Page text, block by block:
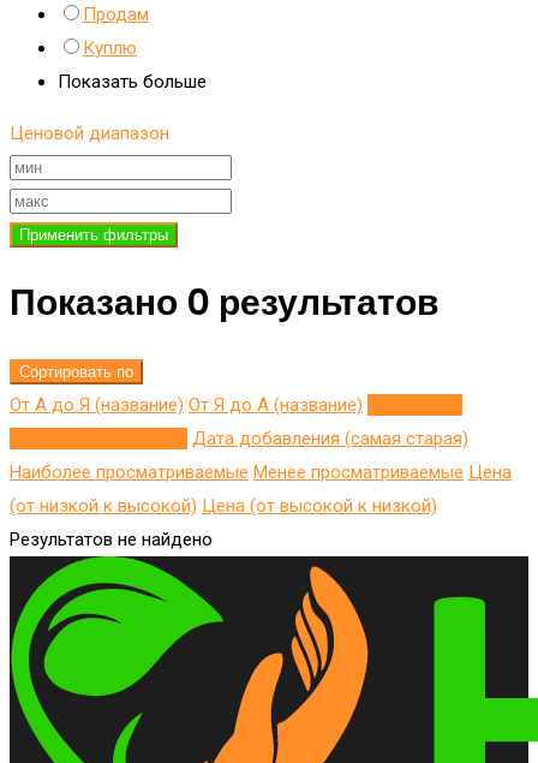
Продам
Куплю
Показать больше
Ценовой диапазон
Применить фильтры
Показано 0 результатов
Сортировать по
От А до Я (название) От Я до A (название)
Дата добавления (самая старая)
Наиболее просматриваемые Менее просматриваемые Цена
(от низкой к высокой) Цена (от высокой к низкой)
Результатов не найдено